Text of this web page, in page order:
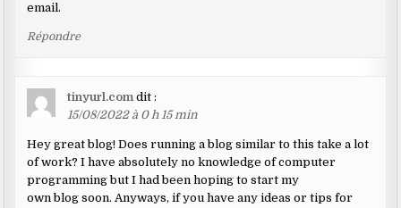
email.
Répondre
tinyurl.com dit :
15/08/2022 à 0 h 15 min
Hey great blog! Does running a blog similar to this take a lot
of work? I have absolutely no knowledge of computer
programming but I had been hoping to start my
own blog soon. Anyways, if you have any ideas or tips for